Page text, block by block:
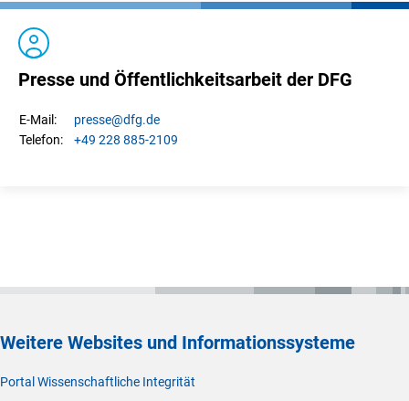
Presse und Öffentlichkeitsarbeit der DFG
E-Mail: presse@dfg.de
Telefon:
+49 228 885-2109
Weitere Websites und Informationssysteme
Portal Wissenschaftliche Integrität